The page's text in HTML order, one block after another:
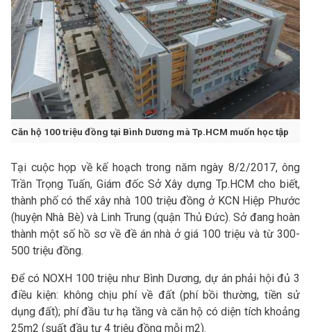
Căn hộ 100 triệu đồng tại Bình Dương mà Tp.HCM muốn học tập
Tại cuộc họp về kế hoạch trong năm ngày 8/2/2017, ông
Trần Trọng Tuấn, Giám đốc Sở Xây dựng Tp.HCM cho biết,
thành phố có thể xây nhà 100 triệu đồng ở KCN Hiệp Phước
(huyện Nhà Bè) và Linh Trung (quận Thủ Đức). Sở đang hoàn
thành một số hồ sơ về đề án nhà ở giá 100 triệu và từ 300-
500 triệu đồng.
Để có NOXH 100 triệu như Bình Dương, dự án phải hội đủ 3
điều kiện: không chịu phí về đất (phí bồi thường, tiền sử
dụng đất); phí đầu tư hạ tầng và căn hộ có diện tích khoảng
25m2 (suất đầu tư 4 triệu đồng mỗi m2).